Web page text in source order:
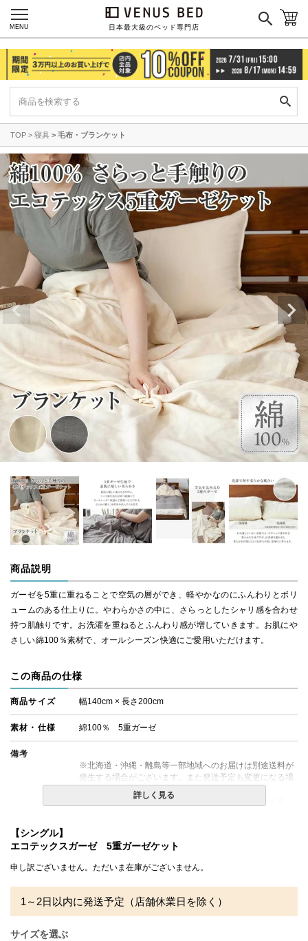
日本最大級のベッド専門店
MENU
TOP 寝具 毛布・ブランケット
商品説明
ガーゼを5重に重ねることで空気の層ができ、軽やかなのにふんわりとボリ
ュームのある仕上りに。やわらかさの中に、さらっとしたシャリ感を合わせ
持つ肌触りです。お洗濯を重ねるとふんわり感が増していきます。お肌にや
さしい綿100％素材で、オールシーズン快適にご愛用いただけます。
この商品の仕様
商品サイズ 幅140cm × 長さ200cm
素材・仕様 綿100％ 5重ガーゼ
備考
※北海道・沖縄・離島等一部地域へのお届けは別途送料が
発生する場合がございます。また発送予定も変更になる場
合があります。
※できる限り実際の色を再現するよう心がけております
詳しく見る
【シングル】
エコテックスガーゼ 5重ガーゼケット
申し訳ございません。ただいま在庫がございません。
1～2日以内に発送予定（店舗休業日を除く）
サイズを選ぶ